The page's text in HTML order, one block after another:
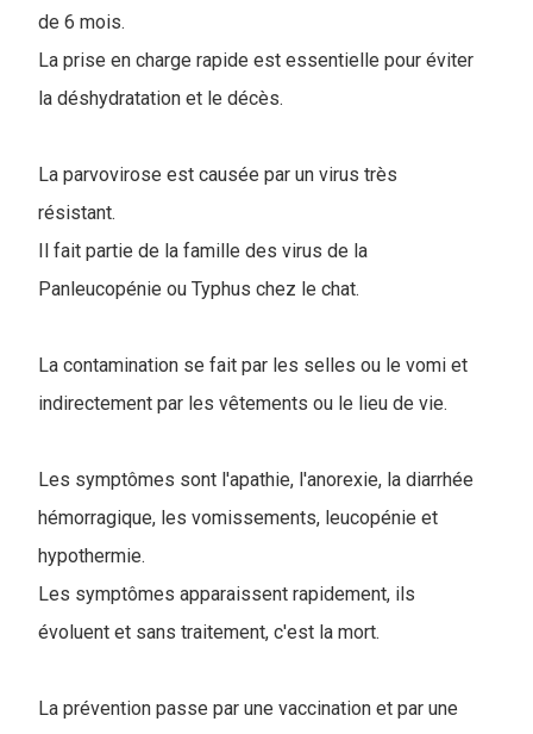
de 6 mois.
La prise en charge rapide est essentielle pour éviter
la déshydratation et le décès.
La parvovirose est causée par un virus très
résistant.
Il fait partie de la famille des virus de la
Panleucopénie ou Typhus chez le chat.
La contamination se fait par les selles ou le vomi et
indirectement par les vêtements ou le lieu de vie.
Les symptômes sont l'apathie, l'anorexie, la diarrhée
hémorragique, les vomissements, leucopénie et
hypothermie.
Les symptômes apparaissent rapidement, ils
évoluent et sans traitement, c'est la mort.
La prévention passe par une vaccination et par une